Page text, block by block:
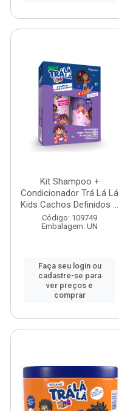
Kit Shampoo +
Condicionador Trá Lá Lá
Kids Cachos Definidos ...
Código: 109749
Embalagem: UN
Faça seu login ou
cadastre-se para
ver preços e
comprar